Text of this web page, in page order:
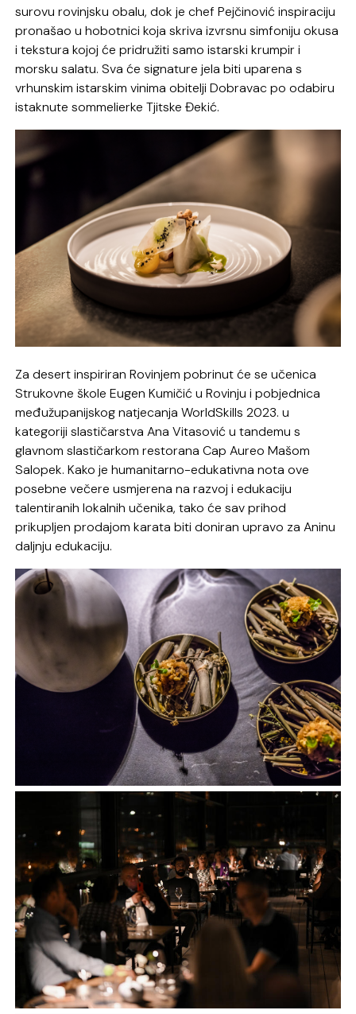
surovu rovinjsku obalu, dok je chef Pejčinović inspiraciju
pronašao u hobotnici koja skriva izvrsnu simfoniju okusa
i tekstura kojoj će pridružiti samo istarski krumpir i
morsku salatu. Sva će signature jela biti uparena s
vrhunskim istarskim vinima obitelji Dobravac po odabiru
istaknute sommelierke Tjitske Đekić.
Za desert inspiriran Rovinjem pobrinut će se učenica
Strukovne škole Eugen Kumičić u Rovinju i pobjednica
međužupanijskog natjecanja WorldSkills 2023. u
kategoriji slastičarstva Ana Vitasović u tandemu s
glavnom slastičarkom restorana Cap Aureo Mašom
Salopek. Kako je humanitarno-edukativna nota ove
posebne večere usmjerena na razvoj i edukaciju
talentiranih lokalnih učenika, tako će sav prihod
prikupljen prodajom karata biti doniran upravo za Aninu
daljnju edukaciju.